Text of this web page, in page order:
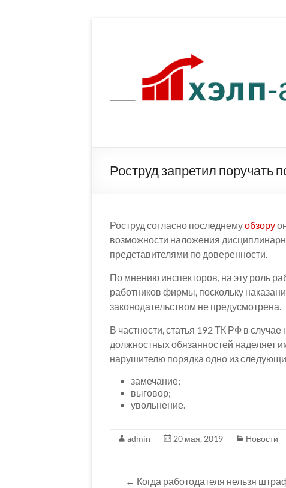
Роструд запретил поручать
Роструд согласно последнемуобзору
возможности наложения
представителями по доверенности.
По мнению инспекторов, на эту роль
работников фирмы, поскольку
законодательством не предусмотрена.
В частности, статья 192 ТК РФ в
должностных обязанностей наделяет
нарушителю порядка одно из
замечание;
выговор;
увольнение.
admin 20 мая, 2019 Новости
← Когда работодателя нельзя